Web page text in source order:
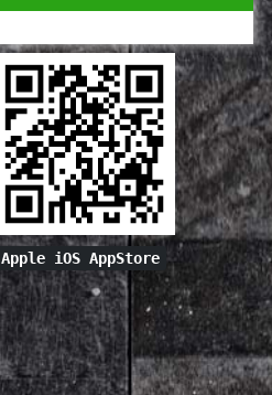
Apple iOS AppStore